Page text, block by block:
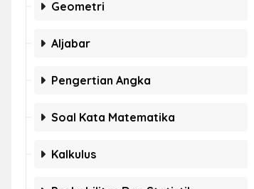
Geometri
Aljabar
Pengertian Angka
Soal Kata Matematika
Kalkulus